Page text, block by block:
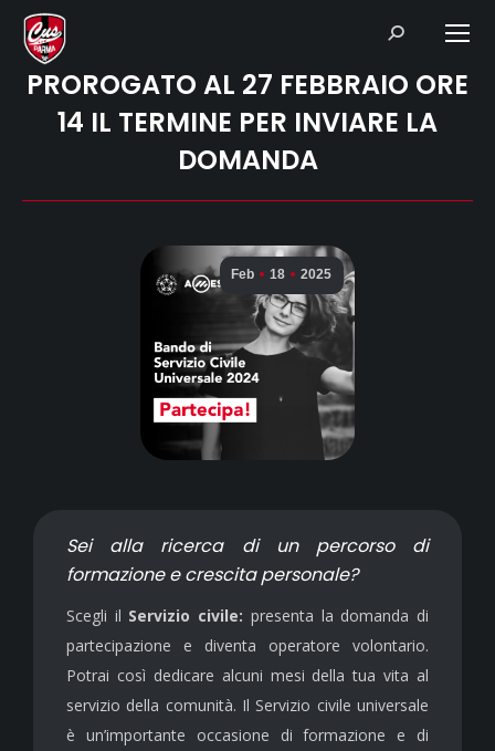
Search:
PROROGATO AL 27 FEBBRAIO ORE
14 IL TERMINE PER INVIARE LA
DOMANDA
Feb 18 2025
Sei alla ricerca di un percorso di
formazione e crescita personale?
Scegli il Servizio civile: presenta la domanda di
partecipazione e diventa operatore volontario.
Potrai così dedicare alcuni mesi della tua vita al
servizio della comunità. Il Servizio civile universale
è un’importante occasione di formazione e di